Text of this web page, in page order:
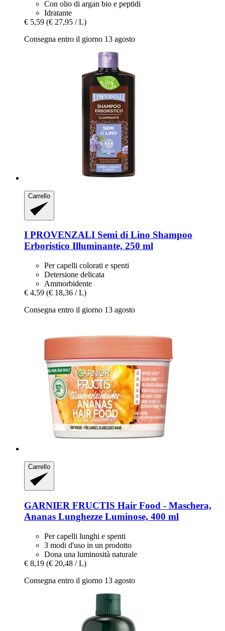
Con olio di argan bio e peptidi
Idratante
€ 5,59 (€ 27,95 / L)
Consegna entro il giorno 13 agosto
Carrello
I PROVENZALI Semi di Lino Shampoo
Erboristico Illuminante, 250 ml
Per capelli colorati e spenti
Detersione delicata
Ammorbidente
€ 4,59 (€ 18,36 / L)
Consegna entro il giorno 13 agosto
Carrello
GARNIER FRUCTIS Hair Food -​ Maschera,
Ananas Lunghezze Luminose, 400 ml
Per capelli lunghi e spenti
3 modi d'uso in un prodotto
Dona una luminosità naturale
€ 8,19 (€ 20,48 / L)
Consegna entro il giorno 13 agosto